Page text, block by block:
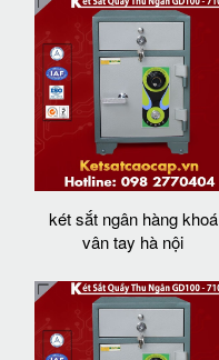
két sắt ngân hàng khoá
vân tay hà nội